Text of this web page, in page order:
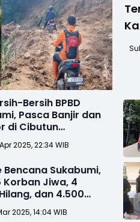
Bersih BPBD
Pasca Banjir dan
di Cibutun
2025, 22:34 WIB
Bencana Sukabumi,
Korban Jiwa, 4
dan 4.500
2025, 14:04 WIB